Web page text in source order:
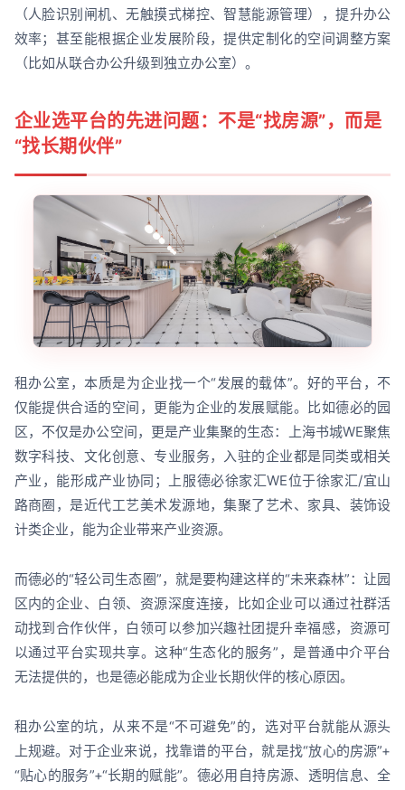
（人脸识别闸机、无触摸式梯控、智慧能源管理），提升办公
效率；甚至能根据企业发展阶段，提供定制化的空间调整方案
（比如从联合办公升级到独立办公室）。
企业选平台的先进问题：不是“找房源”，而是
“找长期伙伴”
租办公室，本质是为企业找一个“发展的载体”。好的平台，不
仅能提供合适的空间，更能为企业的发展赋能。比如德必的园
区，不仅是办公空间，更是产业集聚的生态：上海书城WE聚焦
数字科技、文化创意、专业服务，入驻的企业都是同类或相关
产业，能形成产业协同；上服德必徐家汇WE位于徐家汇/宜山
路商圈，是近代工艺美术发源地，集聚了艺术、家具、装饰设
计类企业，能为企业带来产业资源。
而德必的“轻公司生态圈”，就是要构建这样的“未来森林”：让园
区内的企业、白领、资源深度连接，比如企业可以通过社群活
动找到合作伙伴，白领可以参加兴趣社团提升幸福感，资源可
以通过平台实现共享。这种“生态化的服务”，是普通中介平台
无法提供的，也是德必能成为企业长期伙伴的核心原因。
租办公室的坑，从来不是“不可避免”的，选对平台就能从源头
上规避。对于企业来说，找靠谱的平台，就是找“放心的房源”+
“贴心的服务”+“长期的赋能”。德必用自持房源、透明信息、全